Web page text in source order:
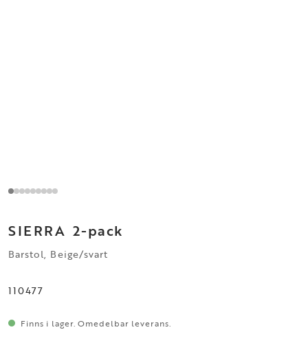
SIERRA 2-pack
Barstol, Beige/svart
110477
Finns i lager. Omedelbar leverans.